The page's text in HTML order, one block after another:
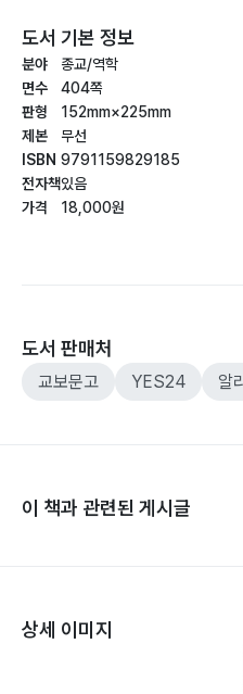
도서 기본 정보
분야
면수
판형
제본
ISBN
전자책
가격
종교/역학
404쪽
152mm×225mm
무선
9791159829185
있음
18,000원
도서 판매처
교보문고 YES24 알
이 책과 관련된 게시글
상세 이미지